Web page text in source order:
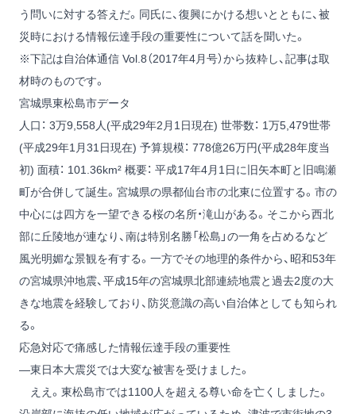
う問いに対する答えだ。同氏に、復興にかける想いとともに、被
災時における情報伝達手段の重要性について話を聞いた。
※下記は自治体通信 Vol.8（2017年4月号）から抜粋し、記事は取
材時のものです。
宮城県東松島市データ
人口： 3万9,558人(平成29年2月1日現在) 世帯数： 1万5,479世帯
(平成29年1月31日現在) 予算規模： 778億26万円(平成28年度当
初) 面積： 101.36km² 概要： 平成17年4月1日に旧矢本町と旧鳴瀬
町が合併して誕生。宮城県の県都仙台市の北東に位置する。市の
中心には四方を一望できる桜の名所・滝山がある。そこから西北
部に丘陵地が連なり、南は特別名勝「松島」の一角を占めるなど
風光明媚な景観を有する。一方でその地理的条件から、昭和53年
の宮城県沖地震、平成15年の宮城県北部連続地震と過去2度の大
きな地震を経験しており、防災意識の高い自治体としても知られ
る。
応急対応で痛感した情報伝達手段の重要性
―東日本大震災では大変な被害を受けました。
ええ。東松島市では1100人を超える尊い命を亡くしました。